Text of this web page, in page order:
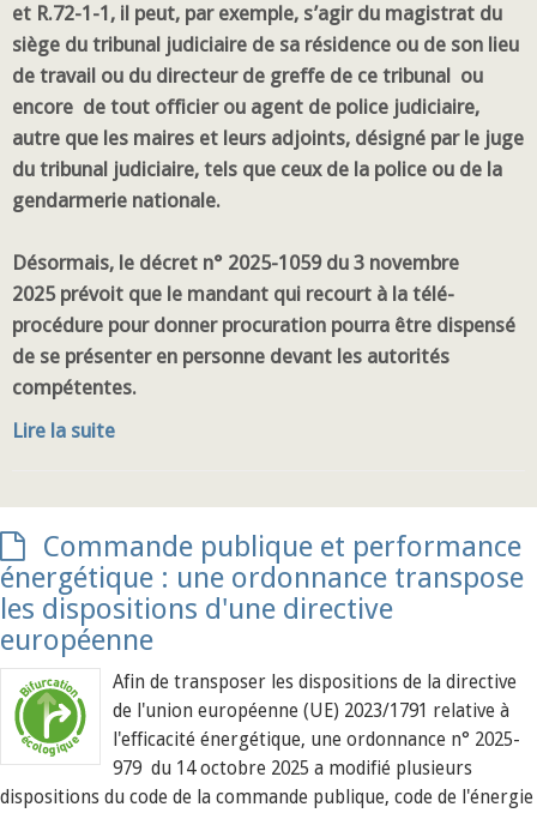
et R.72-1-1, il peut, par exemple, s’agir du magistrat du
siège du tribunal judiciaire de sa résidence ou de son lieu
de travail ou du directeur de greffe de ce tribunal ou
encore de tout officier ou agent de police judiciaire,
autre que les maires et leurs adjoints, désigné par le juge
du tribunal judiciaire, tels que ceux de la police ou de la
gendarmerie nationale.
Désormais, le décret n° 2025-1059 du 3 novembre
2025 prévoit que le mandant qui recourt à la télé-
procédure pour donner procuration pourra être dispensé
de se présenter en personne devant les autorités
compétentes.
Lire la suite
Commande publique et performance
énergétique : une ordonnance transpose
les dispositions d'une directive
européenne
Afin de transposer les dispositions de la directive
de l'union européenne (UE) 2023/1791 relative à
l'efficacité énergétique, une ordonnance n° 2025-
979 du 14 octobre 2025 a modifié plusieurs
dispositions du code de la commande publique, code de l'énergie